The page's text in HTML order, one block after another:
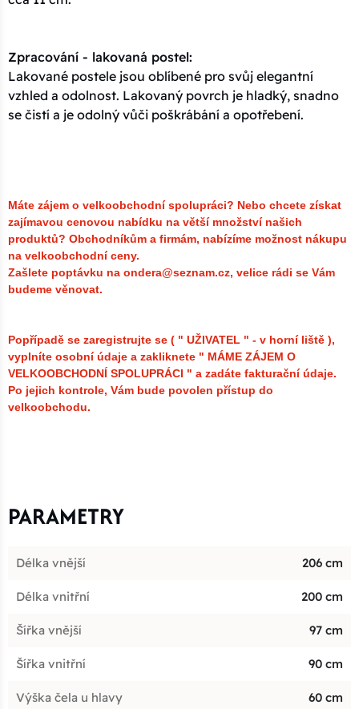
Zpracování - lakovaná postel:
Lakované postele jsou oblíbené pro svůj elegantní
vzhled a odolnost. Lakovaný povrch je hladký, snadno
se čistí a je odolný vůči poškrábání a opotřebení.
Máte zájem o velkoobchodní spolupráci? Nebo chcete získat
zajímavou cenovou nabídku na větší množství našich
produktů? Obchodníkům a firmám, nabízíme možnost nákupu
na velkoobchodní ceny.
Zašlete poptávku na ondera@seznam.cz, velice rádi se Vám
budeme věnovat.
Popřípadě se zaregistrujte se ( " UŽIVATEL " - v horní liště ),
vyplníte osobní údaje a zakliknete " MÁME ZÁJEM O
VELKOOBCHODNÍ SPOLUPRÁCI " a zadáte fakturační údaje.
Po jejich kontrole, Vám bude povolen přístup do
velkoobchodu.
PARAMETRY
Délka vnější 206 cm
Délka vnitřní 200 cm
Šířka vnější 97 cm
Šířka vnitřní 90 cm
Výška čela u hlavy 60 cm